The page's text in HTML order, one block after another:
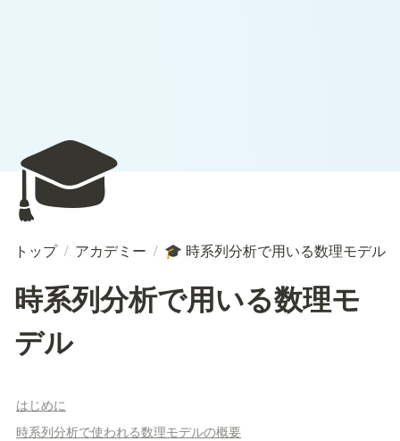
🎓
トップ / アカデミー / 🎓 時系列分析で用いる数理モデル
時系列分析で用いる数理モ
デル
はじめに
時系列分析で使われる数理モデルの概要